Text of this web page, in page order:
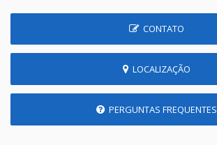
CONTATO
LOCALIZAÇÃO
PERGUNTAS FREQUENTES